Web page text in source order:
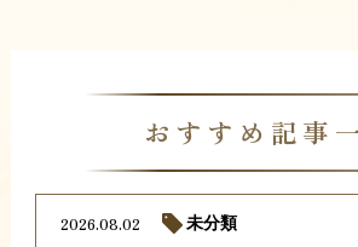
おすすめ記事
2026.08.02 未分類